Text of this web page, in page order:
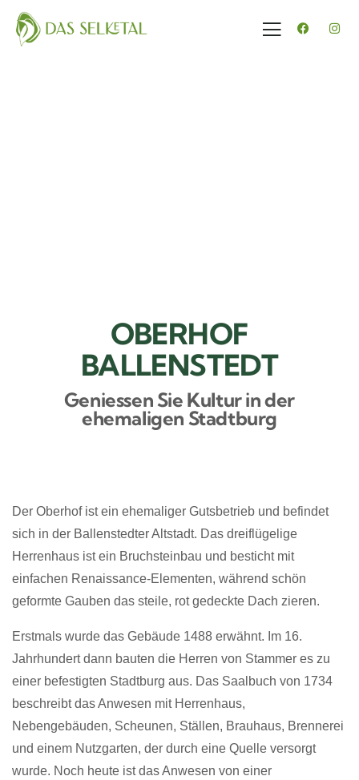
OBERHOF
BALLENSTEDT
Geniessen Sie Kultur in der
ehemaligen Stadtburg
Der Oberhof ist ein ehemaliger Gutsbetrieb und befindet
sich in der Ballenstedter Altstadt. Das dreiflügelige
Herrenhaus ist ein Bruchsteinbau und besticht mit
einfachen Renaissance-Elementen, während schön
geformte Gauben das steile, rot gedeckte Dach zieren.
Erstmals wurde das Gebäude 1488 erwähnt. Im 16.
Jahrhundert dann bauten die Herren von Stammer es zu
einer befestigten Stadtburg aus. Das Saalbuch von 1734
beschreibt das Anwesen mit Herrenhaus,
Nebengebäuden, Scheunen, Ställen, Brauhaus, Brennerei
und einem Nutzgarten, der durch eine Quelle versorgt
wurde. Noch heute istdas Anwesen von einer